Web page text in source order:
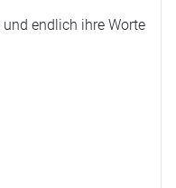
endlich ihre Worte